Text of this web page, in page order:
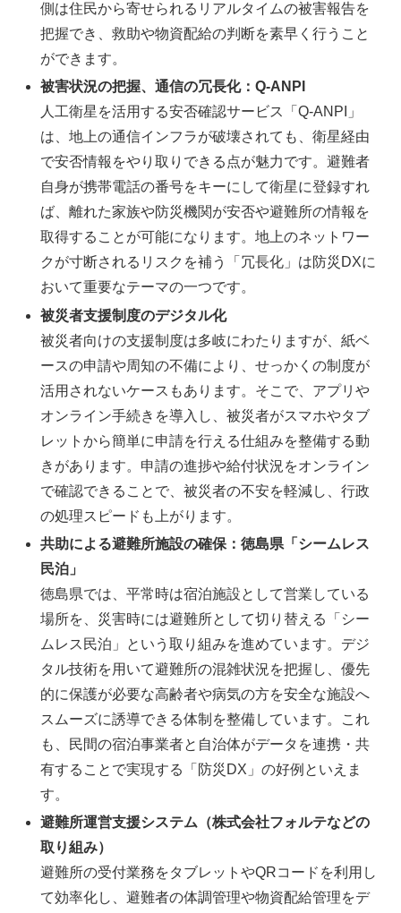
側は住民から寄せられるリアルタイムの被害報告を
把握でき、救助や物資配給の判断を素早く行うこと
ができます。
被害状況の把握、通信の冗長化：Q-ANPI
人工衛星を活用する安否確認サービス「Q-ANPI」
は、地上の通信インフラが破壊されても、衛星経由
で安否情報をやり取りできる点が魅力です。避難者
自身が携帯電話の番号をキーにして衛星に登録すれ
ば、離れた家族や防災機関が安否や避難所の情報を
取得することが可能になります。地上のネットワー
クが寸断されるリスクを補う「冗長化」は防災DXに
おいて重要なテーマの一つです。
被災者支援制度のデジタル化
被災者向けの支援制度は多岐にわたりますが、紙ベ
ースの申請や周知の不備により、せっかくの制度が
活用されないケースもあります。そこで、アプリや
オンライン手続きを導入し、被災者がスマホやタブ
レットから簡単に申請を行える仕組みを整備する動
きがあります。申請の進捗や給付状況をオンライン
で確認できることで、被災者の不安を軽減し、行政
の処理スピードも上がります。
共助による避難所施設の確保：徳島県「シームレス
民泊」
徳島県では、平常時は宿泊施設として営業している
場所を、災害時には避難所として切り替える「シー
ムレス民泊」という取り組みを進めています。デジ
タル技術を用いて避難所の混雑状況を把握し、優先
的に保護が必要な高齢者や病気の方を安全な施設へ
スムーズに誘導できる体制を整備しています。これ
も、民間の宿泊事業者と自治体がデータを連携・共
有することで実現する「防災DX」の好例といえま
す。
避難所運営支援システム（株式会社フォルテなどの
取り組み）
避難所の受付業務をタブレットやQRコードを利用し
て効率化し、避難者の体調管理や物資配給管理をデ